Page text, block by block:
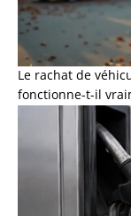
Le rachat de
fonctionne-t-il